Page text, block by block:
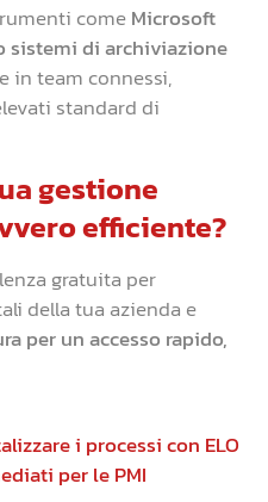
comeMicrosoft
sistemi di archiviazione
in team connessi,
standard di
gestione
efficiente?
gratuita per
della tua azienda e
per un accesso rapido,
i processi con ELO
per le PMI